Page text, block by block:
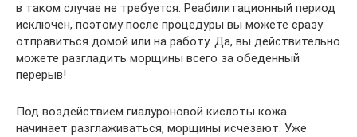
в таком случае не требуется. Реабилитационный период
исключен, поэтому после процедуры вы можете сразу
отправиться домой или на работу. Да, вы действительно
можете разгладить морщины всего за обеденный
перерыв!
Под воздействием гиалуроновой кислоты кожа
начинает разглаживаться, морщины исчезают. Уже